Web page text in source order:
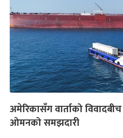
अमेरिकासँग वार्ताको विवादबीच
ओमनको समझदारी